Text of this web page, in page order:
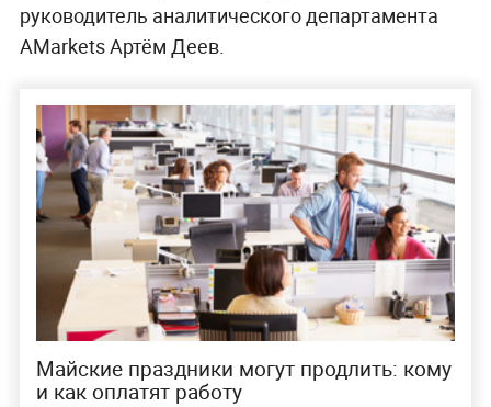
руководитель аналитического департамента
AMarkets Артём Деев.
Майские праздники могут продлить: кому
и как оплатят работу